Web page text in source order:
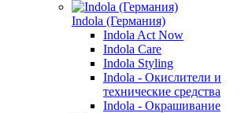
Indola (Германия)
Indola Act Now
Indola Care
Indola Styling
Indola - Окислители и
технические средства
Indola - Окрашивание